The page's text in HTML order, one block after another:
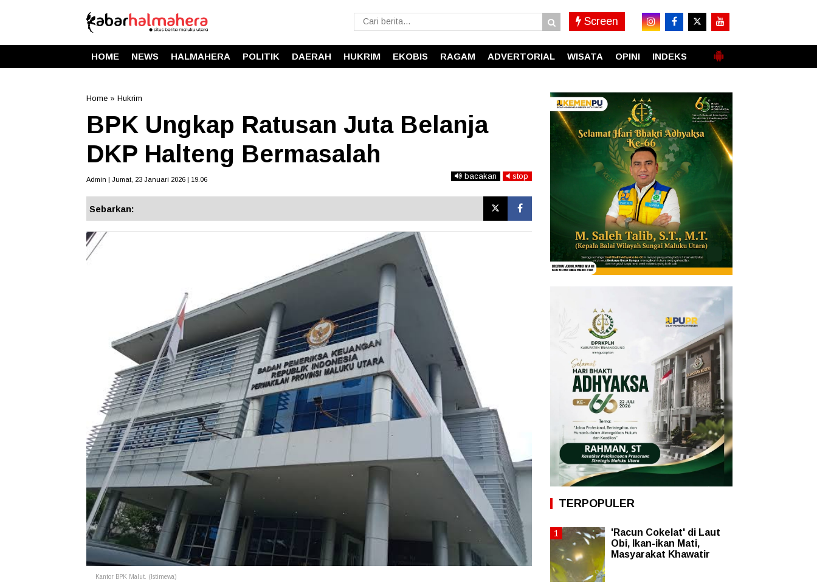
Screen
HOME NEWS HALMAHERA POLITIK DAERAH HUKRIM EKOBIS RAGAM ADVERTORIAL WISATA OPINI INDEKS
Home » Hukrim
BPK Ungkap Ratusan Juta Belanja
DKP Halteng Bermasalah
Admin | Jumat, 23 Januari 2026 | 19.06 bacakan stop
Sebarkan:
Kantor BPK Malut. (Istimewa)
TERPOPULER
'Racun Cokelat' di Laut
Obi, Ikan-ikan Mati,
Masyarakat Khawatir